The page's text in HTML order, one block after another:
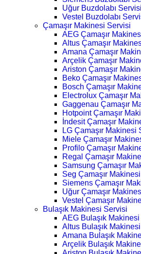
Uğur Buzdolabı Servisi
Vestel Buzdolabı
Çamaşır Makinesi Servisi
AEG Çamaşır
Altus Çamaşır
Amana Çamaşır
Arçelik Çamaşır
Ariston Çamaşır
Beko Çamaşır
Bosch Çamaşır
Electrolux Çamaşır
Gaggenau Çamaşır
Hotpoint Çamaşır
İndesit Çamaşır
LG Çamaşır Makinesi
Miele Çamaşır
Profilo Çamaşır
Regal Çamaşır
Samsung Çamaşır
Seg Çamaşır
Siemens Çamaşır
Uğur Çamaşır
Vestel Çamaşır
Bulaşık Makinesi Servisi
AEG Bulaşık
Altus Bulaşık
Amana Bulaşık
Arçelik Bulaşık